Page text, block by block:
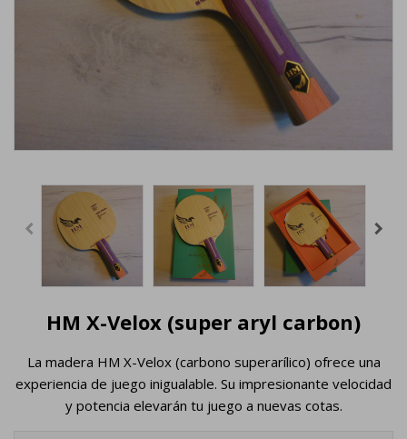
HM X-Velox (super aryl carbon)
La madera HM X-Velox (carbono superarílico) ofrece una
experiencia de juego inigualable. Su impresionante velocidad
y potencia elevarán tu juego a nuevas cotas.